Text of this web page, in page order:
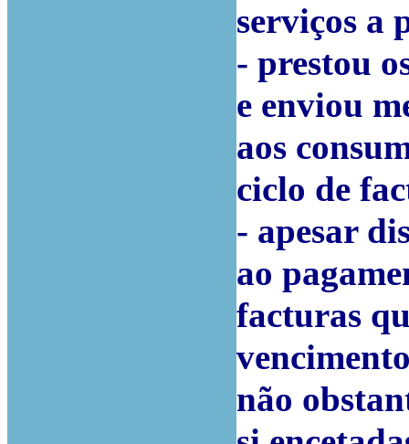
serviços a
- prestou
e enviou
aos
ciclo de
- apesar
ao
facturas
não